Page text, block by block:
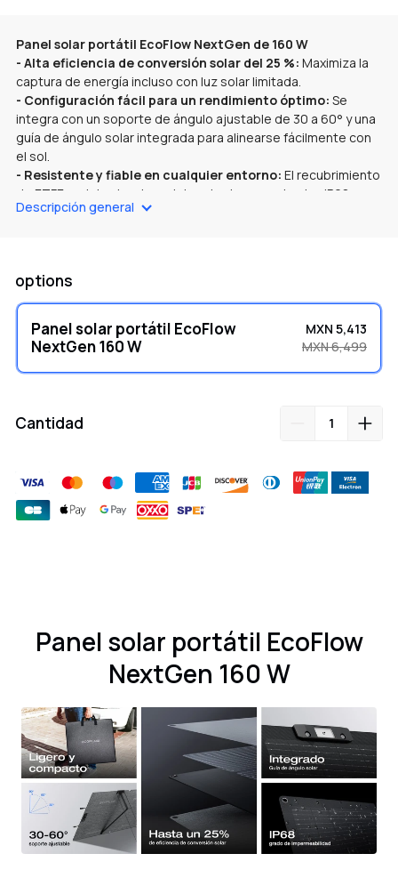
Panel solar portátil EcoFlow NextGen de 160 W
- Alta eficiencia de conversión solar del 25 %: Maximiza la
captura de energía incluso con luz solar limitada.
- Configuración fácil para un rendimiento óptimo: Se
integra con un soporte de ángulo ajustable de 30 a 60° y una
guía de ángulo solar integrada para alinearse fácilmente con
el sol.
- Resistente y fiable en cualquier entorno: El recubrimiento
de ETFE resistente y la resistencia al agua y al polvo IP68
aseguran un rendimiento exterior a largo plazo.
solar con conector XT60 para una conexión perfecta con
estaciones de energía portátiles EcoFlow.
Descripción general
options
Panel solar portátil EcoFlow
NextGen 160 W
MXN 5,413
MXN 6,499
Cantidad
Panel solar portátil EcoFlow
NextGen 160 W